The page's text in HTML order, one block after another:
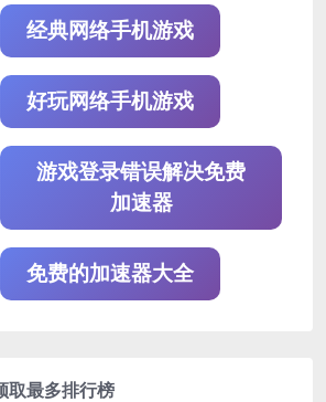
经典网络手机游戏
好玩网络手机游戏
游戏登录错误解决免费
加速器
免费的加速器大全
取最多排行榜